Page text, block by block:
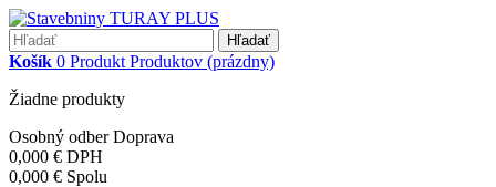
Hľadať
Košík 0 Produkt Produktov (prázdny)
Žiadne produkty
Osobný odberDoprava
0,000 € DPH
0,000 € Spolu